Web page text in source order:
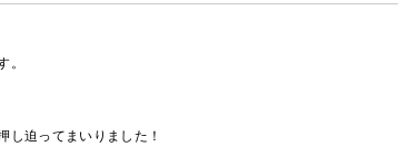
。
し迫ってまいりました！